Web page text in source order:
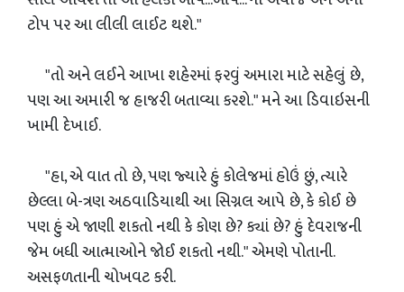
ટોપ પર આ લીલી લાઈટ થશે."
"તો અને લઈને આખા શહેરમાં ફરવું અમારા માટે સહેલું છે,
પણ આ અમારી જ હાજરી બતાવ્યા કરશે." મને આ ડિવાઇસની
ખામી દેખાઈ.
"હા, એ વાત તો છે, પણ જ્યારે હું કોલેજમાં હોઉં છું, ત્યારે
છેલ્લા બે-ત્રણ અઠવાડિયાથી આ સિગ્નલ આપે છે, કે કોઈ છે
પણ હું એ જાણી શકતો નથી કે કોણ છે? ક્યાં છે? હું દેવરાજની
જેમ બધી આત્માઓને જોઈ શકતો નથી." એમણે પોતાની.
અસફળતાની ચોખવટ કરી.